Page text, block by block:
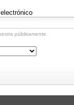
públicamente.